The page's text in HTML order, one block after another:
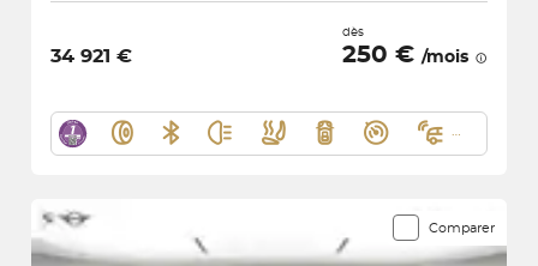
34 921 €
dès
250 € /mois
Comparer